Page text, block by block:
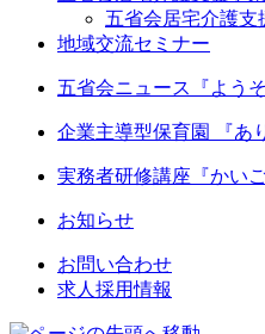
五省会居宅介護
地域交流セミナー
五省会ニュース『ようそ
企業主導型保育園 『あ
実務者研修講座 『かい
お知らせ
お問い合わせ
求人採用情報